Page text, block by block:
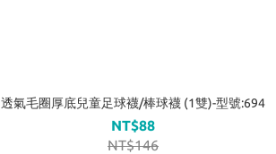
透氣毛圈厚底兒童足球襪/棒球襪 (1雙)-型號:694
NT$88
NT$146